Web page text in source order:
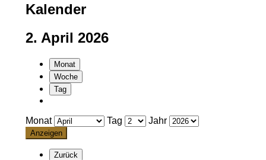
Kalender
2. April 2026
Monat
Woche
Tag
Monat Tag Jahr
Zurück